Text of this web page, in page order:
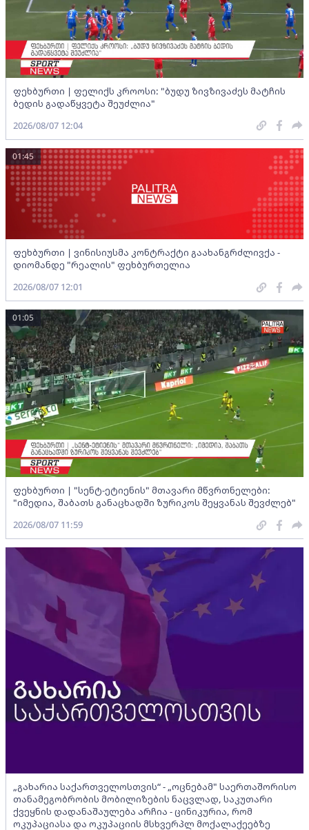
ფეხბურთი | ფელიქს კროოსი: "ბუდუ ზივზივაძეს მატჩის
ბედის გადაწყვეტა შეუძლია"
2026/08/07 12:04
ფეხბურთი | ვინისიუსმა კონტრაქტი გაახანგრძლივქა -
დიომანდე "რეალის" ფეხბურთელია
01:45
2026/08/07 12:01
ფეხბურთი | "სენტ-ეტიენის" მთავარი მწვრთნელები:
"იმედია, შაბათს განაცხადში ზურიკოს შეყვანას შევძლებ"
01:05
2026/08/07 11:59
„გახარია საქართველოსთვის“ - „ოცნებამ" საერთაშორისო
თანამეგობრობის მობილიზების ნაცვლად, საკუთარი
ქვეყნის დადანაშაულება არჩია - ცინიკურია, რომ
ოკუპაციასა და ოკუპაციის მსხვერპლ მოქალაქეებზე